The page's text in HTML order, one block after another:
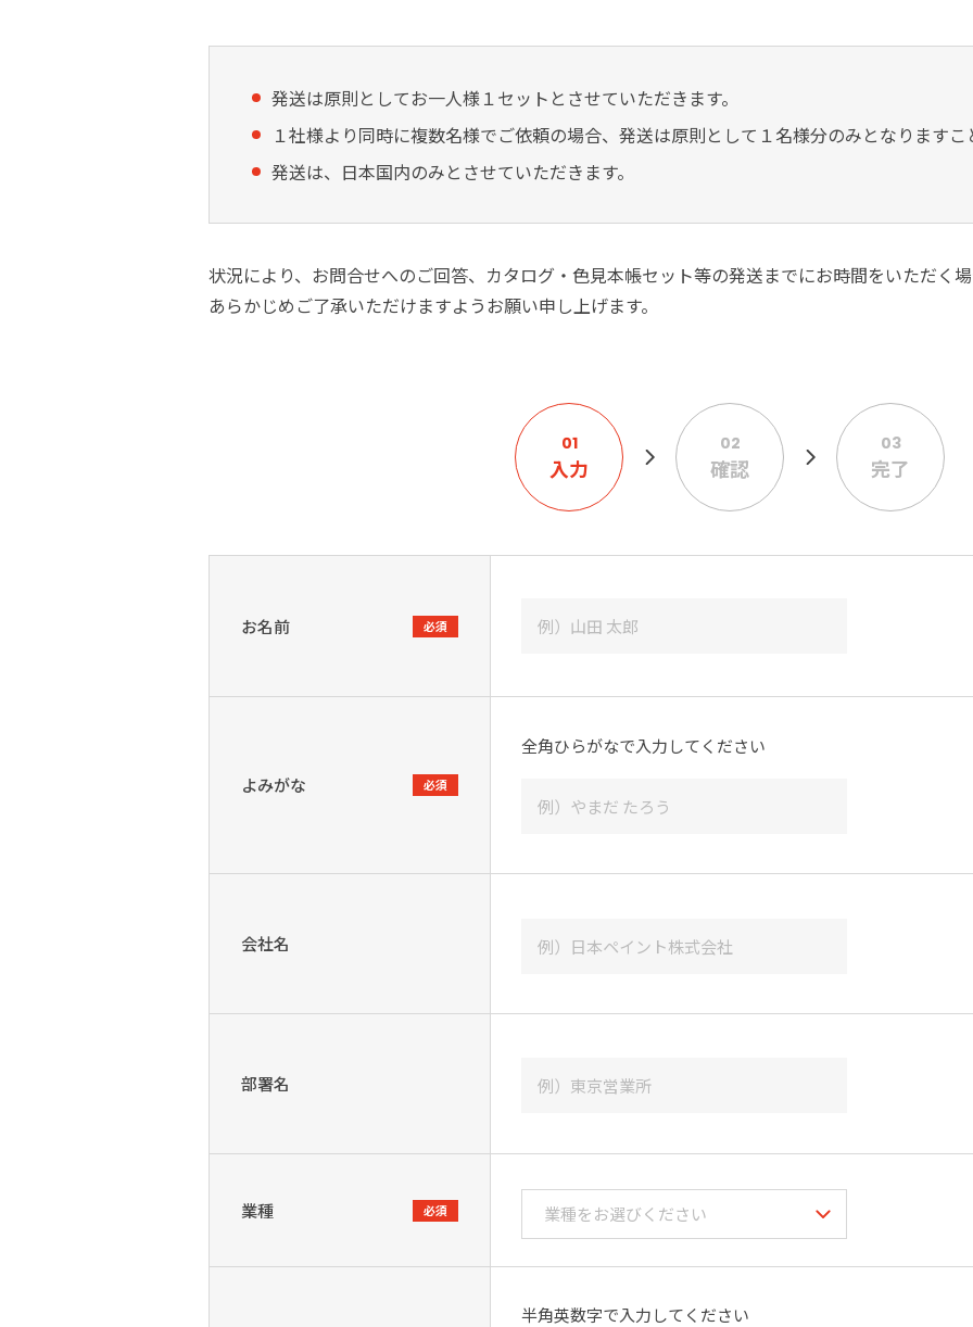
SUSTAINA SYSTEM
発送は原則としてお一人様１セットとさせていただきます。
１社様より同時に複数名様でご依頼の場合、発送は原則として１名様分のみとなりますこ
発送は、日本国内のみとさせていただきます。
状況により、お問合せへのご回答、カタログ・色見本帳セット等の発送までにお時間をいただく場
あらかじめご了承いただけますようお願い申し上げます。
01
入力
02
確認
03
完了
お名前 必須
よみがな 必須
全角ひらがなで入力してください
会社名
部署名
業種 必須
半角英数字で入力してください